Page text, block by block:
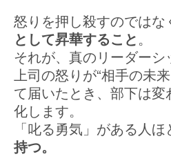
怒りを押し殺すのではな
として昇華すること。
それが、真のリーダーシ
上司の怒りが“相手の未
て届いたとき、部下は
化します。
「叱る勇気」がある人ほ
持つ。